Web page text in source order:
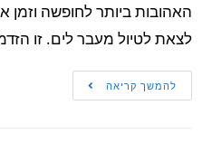
האהובות ביותר לחופשה וזמן
לצאת לטיול מעבר לים. זו
להמשך קריאה